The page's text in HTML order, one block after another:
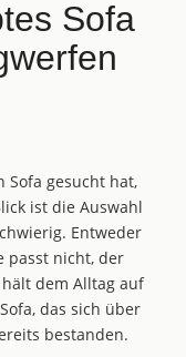
Sofa
Sofa gesucht hat,
ist die Auswahl
Entweder
passt nicht, der
dem Alltag auf
das sich über
bestanden.